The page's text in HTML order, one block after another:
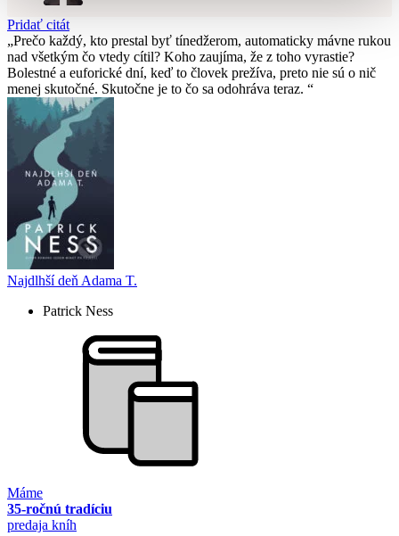
Pridať citát
Prečo každý, kto prestal byť tínedžerom, automaticky mávne rukou
nad všetkým čo vtedy cítil? Koho zaujíma, že z toho vyrastie?
Bolestné a euforické dní, keď to človek prežíva, preto nie sú o nič
menej skutočné. Skutočne je to čo sa odohráva teraz.
Najdlhší deň Adama T.
Patrick Ness
Máme
35-ročnú tradíciu
predaja kníh